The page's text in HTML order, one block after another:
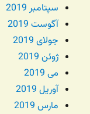
سپتامبر 2019
آگوست 2019
جولای 2019
ژوئن 2019
می 2019
آوریل 2019
مارس 2019